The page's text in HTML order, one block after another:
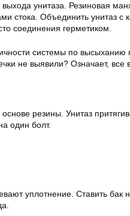
унитаза. Резиновая
стока. Объединить унитаз с
соединения герметиком.
системы по высыханию
не выявили? Означает, все
резины. Унитаз
один болт.
уплотнение. Ставить бак